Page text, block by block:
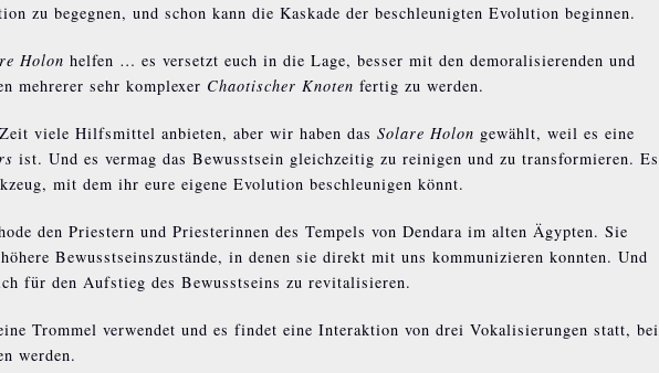
zu begegnen, und schon kann die Kaskade der beschleunigten Evolution beginnen.
Holon helfen … es versetzt euch in die Lage, besser mit den demoralisierenden und
mehrerer sehr komplexer Chaotischer Knoten fertig zu werden.
viele Hilfsmittel anbieten, aber wir haben das Solare Holon gewählt, weil es eine
ist. Und es vermag das Bewusstsein gleichzeitig zu reinigen und zu transformieren. Es
mit dem ihr eure eigene Evolution beschleunigen könnt.
den Priestern und Priesterinnen des Tempels von Dendara im alten Ägypten. Sie
Bewusstseinszustände, in denen sie direkt mit uns kommunizieren konnten. Und
für den Aufstieg des Bewusstseins zu revitalisieren.
Trommel verwendet und es findet eine Interaktion von drei Vokalisierungen statt, bei
werden.